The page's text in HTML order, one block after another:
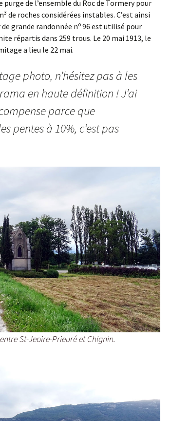
Montbard >< St-Germain-
lès-Senailly
Nogent-lès-Montbard ><
Villiers
Réservoir de Chazilly
Sainte-Colombe-en-
Auxois
Sombernon
Souhey >< Pouillenay
Soussey-sur-Brionne
St-Anthot
St-Hélier >< Chevannay
Suze >< Blangey Bas
Thenissey >< Vaubuzin
de l’ensemble du Roc de Tormery pour
3 de roches considérées instables. C’est ainsi
grande randonnée no 96 est utilisé pour
répartis dans 259 trous. Le 20 mai 1913, le
a lieu le 22 mai.
photo, n’hésitez pas à les
en haute définition ! J’ai
parce que
pentes à 10%, c’est pas
St-Jeoire-Prieuré et Chignin.